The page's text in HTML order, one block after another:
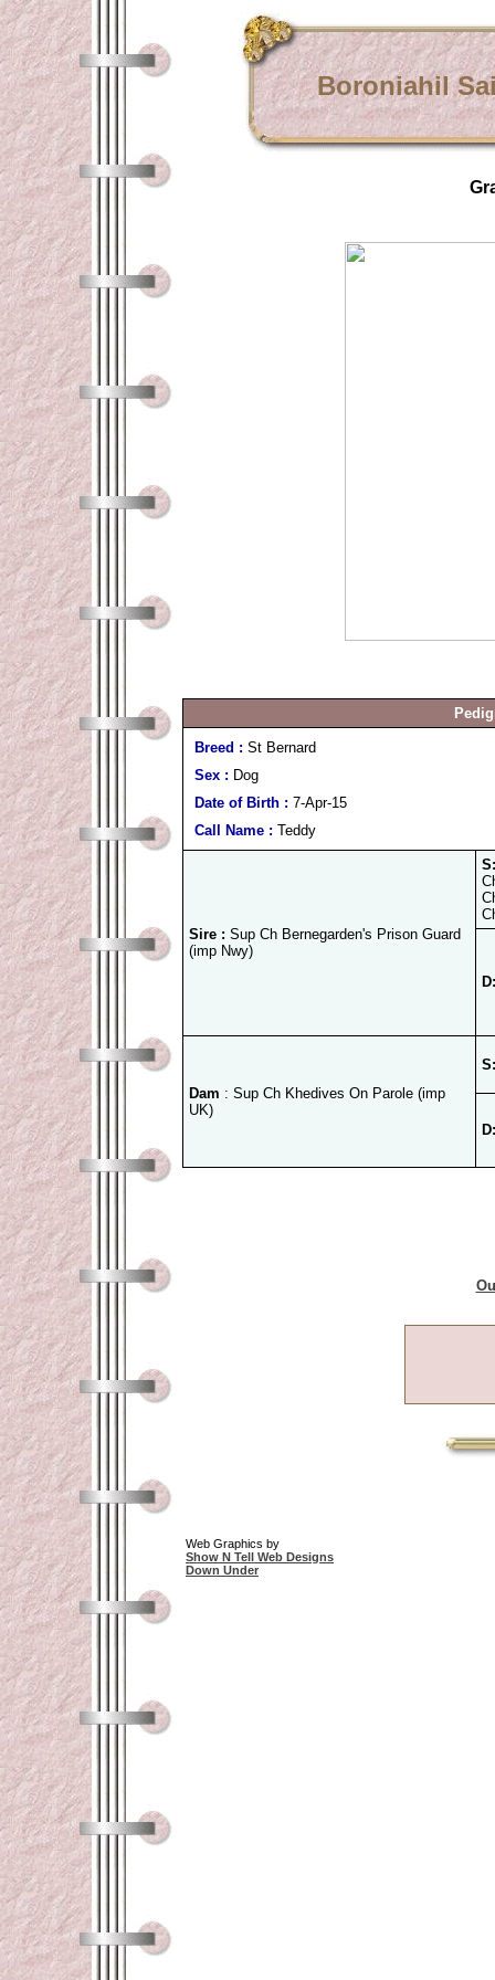
Boroniahil
Breed : St Bernard
Sex : Dog
Date of Birth : 7-Apr-15
Call Name : Teddy
Sire : Sup Ch Bernegarden's Prison Guard
(imp Nwy)
S:
D:
Dam : Sup Ch Khedives On Parole (imp
UK)
S:
D:
Web Graphics by
Show N Tell Web Designs
Down Under